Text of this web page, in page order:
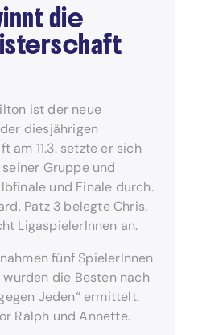
die
ist der neue
diesjährigen
am 11.3. setzte er sich
Gruppe und
und Finale durch.
Patz 3 belegte Chris.
LigaspielerInnen an.
fünf SpielerInnen
die Besten nach
Jeden“ ermittelt.
Ralph und Annette.